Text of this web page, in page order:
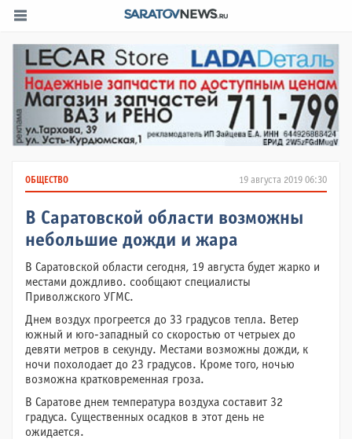
19 августа 2019 06:30
ОБЩЕСТВО
В Саратовской области возможны
небольшие дожди и жара
В Саратовской области сегодня, 19 августа будет жарко и
местами дождливо. сообщают специалисты
Приволжского УГМС.
Днем воздух прогреется до 33 градусов тепла. Ветер
южный и юго-западный со скоростью от четрыех до
девяти метров в секунду. Местами возможны дожди, к
ночи похолодает до 23 градусов. Кроме того, ночью
возможна кратковременная гроза.
В Саратове днем температура воздуха составит 32
градуса. Существенных осадков в этот день не
ожидается.